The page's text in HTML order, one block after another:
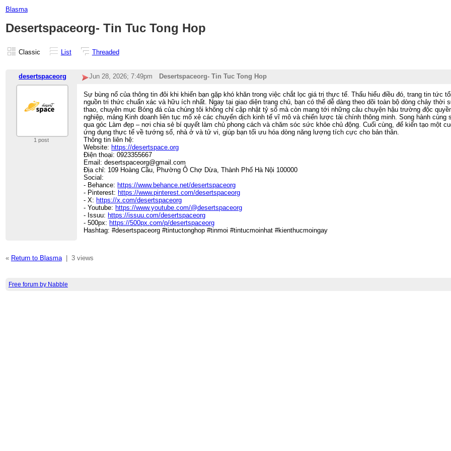
Blasma
Desertspaceorg- Tin Tuc Tong Hop
Classic List Threaded
desertspaceorg Jun 28, 2026; 7:49pm Desertspaceorg- Tin Tuc Tong Hop
1 post
Sự bùng nổ của thông tin đôi khi khiến bạn gặp khó khăn trong việc chắt lọc giá trị thực tế. Thấu hiểu điều đó, trang tin tức
nguồn tri thức chuẩn xác và hữu ích nhất. Ngay tại giao diện trang chủ, bạn có thể dễ dàng theo dõi toàn bộ dòng chảy
thao, chuyên mục Bóng đá của chúng tôi không chỉ cập nhật tỷ số mà còn mang tới những câu chuyện hậu trường độc
nghiệp, mảng Kinh doanh liên tục mổ xẻ các chuyển dịch kinh tế vĩ mô và chiến lược tài chính thông minh. Song hành
qua góc Làm đẹp – nơi chia sẻ bí quyết làm chủ phong cách và chăm sóc sức khỏe chủ động. Cuối cùng, để kiến tạo một
ứng dụng thực tế về tướng số, nhà ở và tử vi, giúp bạn tối ưu hóa dòng năng lượng tích cực cho bản thân.
Thông tin liên hệ:
Website: https://desertspace.org
Điện thoại: 0923355667
Email: desertspaceorg@gmail.com
Địa chỉ: 109 Hoàng Cầu, Phường Ô Chợ Dừa, Thành Phố Hà Nội 100000
Social:
- Behance: https://www.behance.net/desertspaceorg
- Pinterest: https://www.pinterest.com/desertspaceorg
- X: https://x.com/desertspaceorg
​- Youtube: https://www.youtube.com/@desertspaceorg
- Issuu: https://issuu.com/desertspaceorg
- 500px: https://500px.com/p/desertspaceorg
Hashtag: #desertspaceorg #tintuctonghop #tinmoi #tintucmoinhat #kienthucmoingay
« Return to Blasma| 3 views
Free forum by Nabble